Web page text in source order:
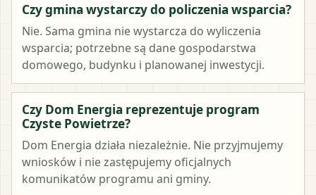
Czy gmina wystarczy do policzenia wsparcia?
Nie. Sama gmina nie wystarcza do wyliczenia
wsparcia; potrzebne są dane gospodarstwa
domowego, budynku i planowanej inwestycji.
Czy Dom Energia reprezentuje program
Czyste Powietrze?
Dom Energia działa niezależnie. Nie przyjmujemy
wniosków i nie zastępujemy oficjalnych
komunikatów programu ani gminy.